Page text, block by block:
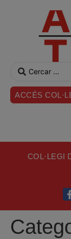
ACCÉS
COL·LEGI